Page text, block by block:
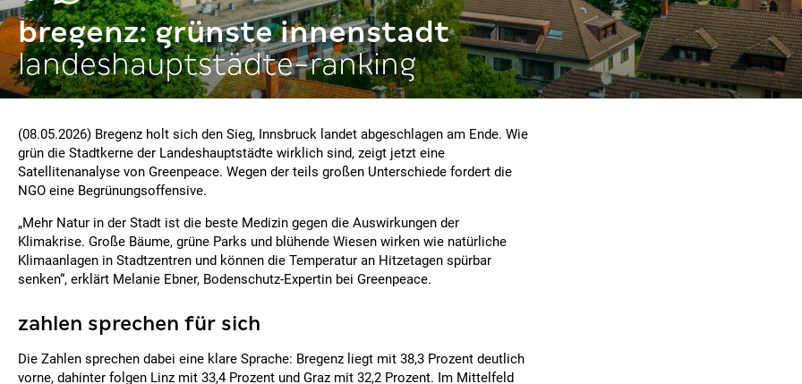
bregenz: grünste innenstadt
landeshauptstädte-ranking
(08.05.2026) Bregenz holt sich den Sieg, Innsbruck landet abgeschlagen am Ende. Wie
grün die Stadtkerne der Landeshauptstädte wirklich sind, zeigt jetzt eine
Satellitenanalyse von Greenpeace. Wegen der teils großen Unterschiede fordert die
NGO eine Begrünungsoffensive.
„Mehr Natur in der Stadt ist die beste Medizin gegen die Auswirkungen der
Klimakrise. Große Bäume, grüne Parks und blühende Wiesen wirken wie natürliche
Klimaanlagen in Stadtzentren und können die Temperatur an Hitzetagen spürbar
senken“, erklärt Melanie Ebner, Bodenschutz-Expertin bei Greenpeace.
zahlen sprechen für sich
Die Zahlen sprechen dabei eine klare Sprache: Bregenz liegt mit 38,3 Prozent deutlich
vorne, dahinter folgen Linz mit 33,4 Prozent und Graz mit 32,2 Prozent. Im Mittelfeld